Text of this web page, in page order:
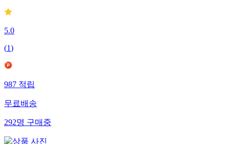
5.0
(1)
987적립
무료배송
292명구매중